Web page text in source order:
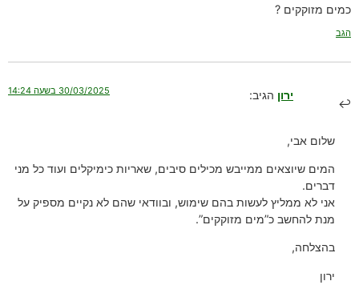
כמים מזוקקים ?
הגב
ירון הגיב: 30/03/2025 בשעה 14:24
שלום אבי,
המים שיוצאים ממייבש מכילים סיבים, שאריות כימיקלים ועוד כל מני
דברים.
אני לא ממליץ לעשות בהם שימוש, ובוודאי שהם לא נקיים מספיק על
מנת להחשב כ”מים מזוקקים”.
בהצלחה,
ירון